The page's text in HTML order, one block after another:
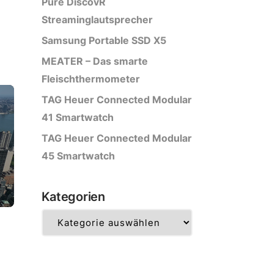
Streaminglautsprecher
Samsung Portable SSD X5
MEATER – Das smarte
Fleischthermometer
TAG Heuer Connected Modular
41 Smartwatch
TAG Heuer Connected Modular
45 Smartwatch
Kategorien